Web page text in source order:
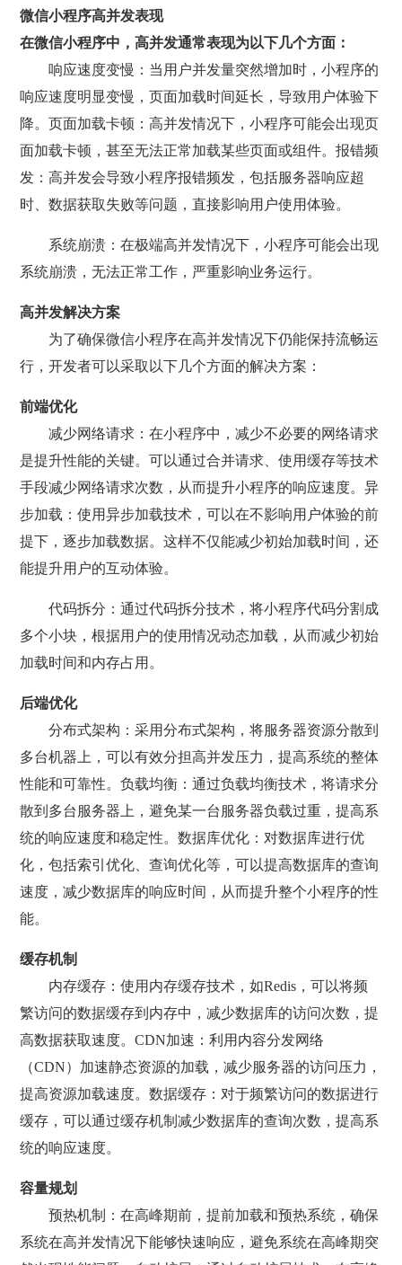
微信小程序高并发表现
在微信小程序中，高并发通常表现为以下几个方面：
响应速度变慢：当用户并发量突然增加时，小程序的
响应速度明显变慢，页面加载时间延长，导致用户体验下
降。页面加载卡顿：高并发情况下，小程序可能会出现页
面加载卡顿，甚至无法正常加载某些页面或组件。报错频
发：高并发会导致小程序报错频发，包括服务器响应超
时、数据获取失败等问题，直接影响用户使用体验。
系统崩溃：在极端高并发情况下，小程序可能会出现
系统崩溃，无法正常工作，严重影响业务运行。
高并发解决方案
为了确保微信小程序在高并发情况下仍能保持流畅运
行，开发者可以采取以下几个方面的解决方案：
前端优化
减少网络请求：在小程序中，减少不必要的网络请求
是提升性能的关键。可以通过合并请求、使用缓存等技术
手段减少网络请求次数，从而提升小程序的响应速度。异
步加载：使用异步加载技术，可以在不影响用户体验的前
提下，逐步加载数据。这样不仅能减少初始加载时间，还
能提升用户的互动体验。
代码拆分：通过代码拆分技术，将小程序代码分割成
多个小块，根据用户的使用情况动态加载，从而减少初始
加载时间和内存占用。
后端优化
分布式架构：采用分布式架构，将服务器资源分散到
多台机器上，可以有效分担高并发压力，提高系统的整体
性能和可靠性。负载均衡：通过负载均衡技术，将请求分
散到多台服务器上，避免某一台服务器负载过重，提高系
统的响应速度和稳定性。数据库优化：对数据库进行优
化，包括索引优化、查询优化等，可以提高数据库的查询
速度，减少数据库的响应时间，从而提升整个小程序的性
能。
缓存机制
内存缓存：使用内存缓存技术，如Redis，可以将频
繁访问的数据缓存到内存中，减少数据库的访问次数，提
高数据获取速度。CDN加速：利用内容分发网络
（CDN）加速静态资源的加载，减少服务器的访问压力，
提高资源加载速度。数据缓存：对于频繁访问的数据进行
缓存，可以通过缓存机制减少数据库的查询次数，提高系
统的响应速度。
容量规划
预热机制：在高峰期前，提前加载和预热系统，确保
系统在高并发情况下能够快速响应，避免系统在高峰期突